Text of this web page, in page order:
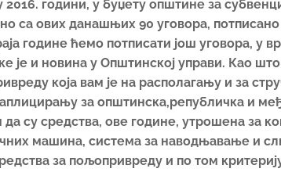
2016. години, у буџету општине за
са ових данашњих 90 уговора, потписано
године ћемо потписати још уговора, у
је и новина у Општинској управи. Као
која вам је на располагању и за
за општинска,републичка и
су средства, ове године, утрошена за
машина, система за наводњавање и
за пољопривреду и по том